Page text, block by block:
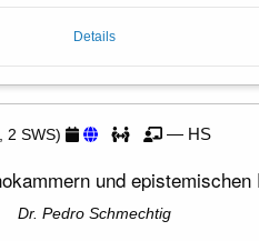
Details
2 SWS) — HS
und epistemischen
Dr. Pedro Schmechtig